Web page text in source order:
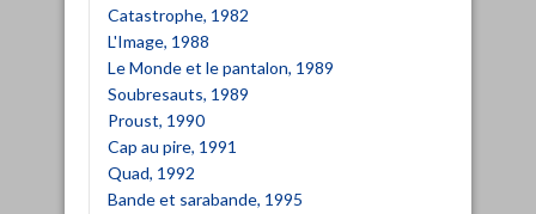
Catastrophe, 1982
L'Image, 1988
Le Monde et le pantalon, 1989
Soubresauts, 1989
Proust, 1990
Cap au pire, 1991
Quad, 1992
Bande et sarabande, 1995